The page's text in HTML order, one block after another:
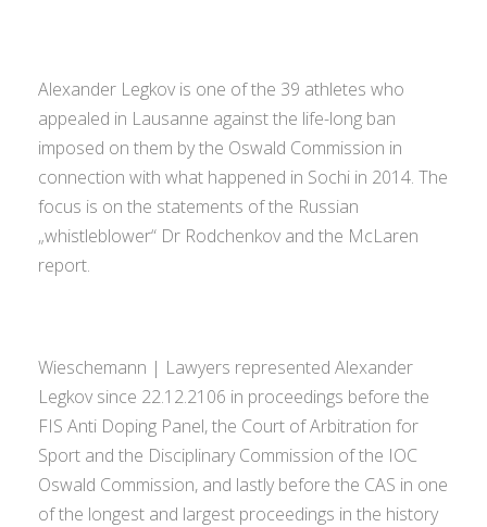
Alexander Legkov is one of the 39 athletes who
appealed in Lausanne against the life-long ban
imposed on them by the Oswald Commission in
connection with what happened in Sochi in 2014. The
focus is on the statements of the Russian
„whistleblower“ Dr Rodchenkov and the McLaren
report.
Wieschemann | Lawyers represented Alexander
Legkov since 22.12.2106 in proceedings before the
FIS Anti Doping Panel, the Court of Arbitration for
Sport and the Disciplinary Commission of the IOC
Oswald Commission, and lastly before the CAS in one
of the longest and largest proceedings in the history